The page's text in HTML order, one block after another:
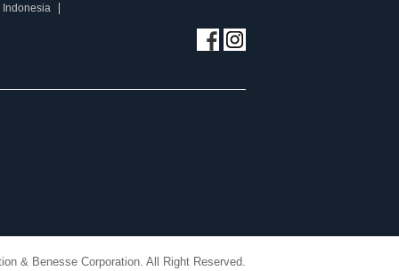
Indonesia
& Benesse Corporation. All Right Reserved.